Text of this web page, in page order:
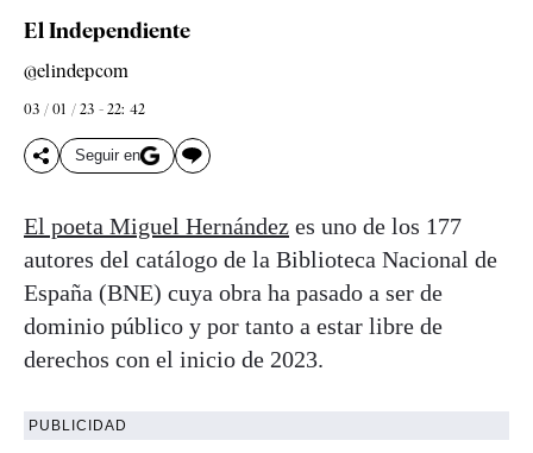
El Independiente
@elindepcom
03 / 01 / 23 - 22: 42
Seguir en
El poeta Miguel Hernández es uno de los 177
autores del catálogo de la Biblioteca Nacional de
España (BNE) cuya obra ha pasado a ser de
dominio público y por tanto a estar libre de
derechos con el inicio de 2023.
PUBLICIDAD